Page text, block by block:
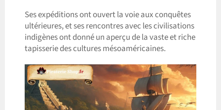
Ses expéditions ont ouvert la voie aux conquêtes
ultérieures, et ses rencontres avec les civilisations
indigènes ont donné un aperçu de la vaste et riche
tapisserie des cultures mésoaméricaines.